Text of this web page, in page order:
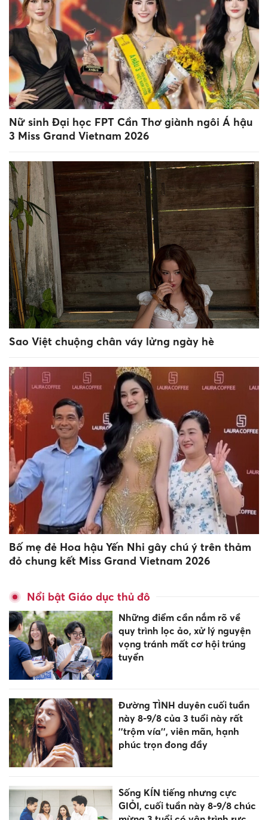
Nữ sinh Đại học FPT Cần Thơ giành ngôi Á hậu
3 Miss Grand Vietnam 2026
Sao Việt chuộng chân váy lửng ngày hè
Bố mẹ đẻ Hoa hậu Yến Nhi gây chú ý trên thảm
đỏ chung kết Miss Grand Vietnam 2026
Nổi bật Giáo dục thủ đô
Những điểm cần nắm rõ về
quy trình lọc ảo, xử lý nguyện
vọng tránh mất cơ hội trúng
tuyển
Đường TÌNH duyên cuối tuần
này 8-9/8 của 3 tuổi này rất
''trộm vía'', viên mãn, hạnh
phúc trọn đong đầy
Sống KÍN tiếng nhưng cực
GIỎI, cuối tuần này 8-9/8 chúc